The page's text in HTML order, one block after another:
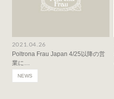
2021.04.26
Poltrona Frau Japan 4/25以降の営
業に…
NEWS